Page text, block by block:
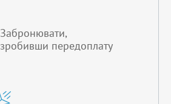
Забронювати,
зробивши передоплату